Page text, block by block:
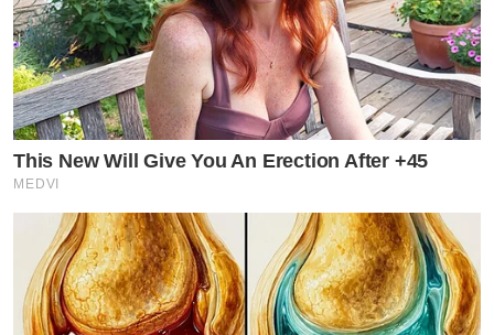
This New Will Give You An Erection After +45
MEDVI